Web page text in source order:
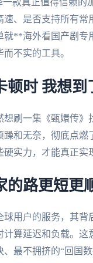
一款真正值得信赖
速、是否支持所有
就**海外看国产剧
不实的工具。
顿时 我想到
想刷一集《甄嬛传
躁和无奈，彻底点
实力，才能真正实
的路更短更
球用户的服务，其
计算延迟和负载。
、最不拥挤的“回国